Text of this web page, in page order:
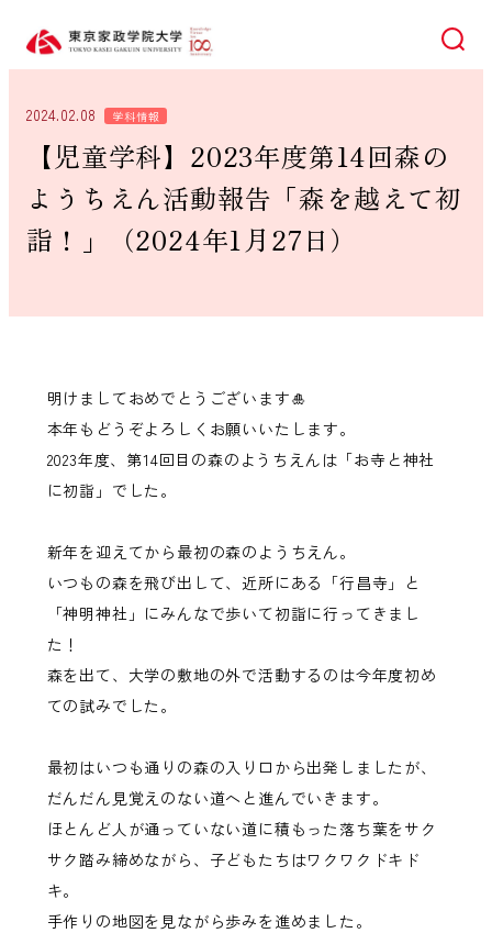
検索
2024.02.08 学科情報
【児童学科】2023年度第14回森の
ようちえん活動報告「森を越えて初
詣！」（2024年1月27日）
明けましておめでとうございます🎍
本年もどうぞよろしくお願いいたします。
2023年度、第14回目の森のようちえんは「お寺と神社
に初詣」でした。
新年を迎えてから最初の森のようちえん。
いつもの森を飛び出して、近所にある「行昌寺」と
「神明神社」にみんなで歩いて初詣に行ってきまし
た！
森を出て、大学の敷地の外で活動するのは今年度初め
ての試みでした。
最初はいつも通りの森の入り口から出発しましたが、
だんだん見覚えのない道へと進んでいきます。
ほとんど人が通っていない道に積もった落ち葉をサク
サク踏み締めながら、子どもたちはワクワクドキド
キ。
手作りの地図を見ながら歩みを進めました。